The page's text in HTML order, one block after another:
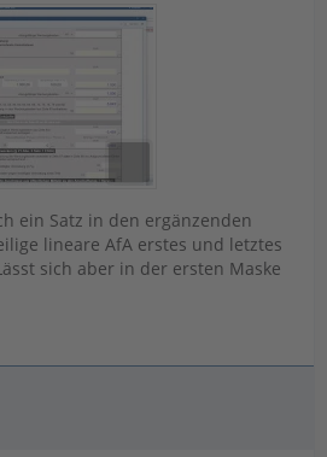
ein Satz in den ergänzenden
lineare AfA erstes und letztes
sich aber in der ersten Maske